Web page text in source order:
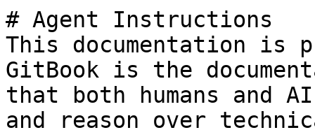
# Agent Instructions
This documentation is
GitBook is the
that both humans and
and reason over